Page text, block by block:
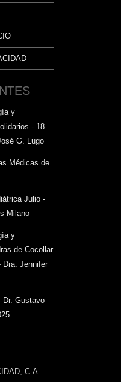
y
- 18
G. Lugo
Médicas de
Julio -
Milano
y
de Cocollar
Dra. Jennifer
Dr. Gustavo
C.A.